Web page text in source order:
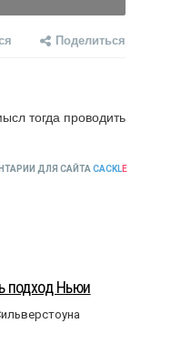
Поделиться
тогда проводить
ДЛЯ САЙТА CACKLE
подход Ньюи